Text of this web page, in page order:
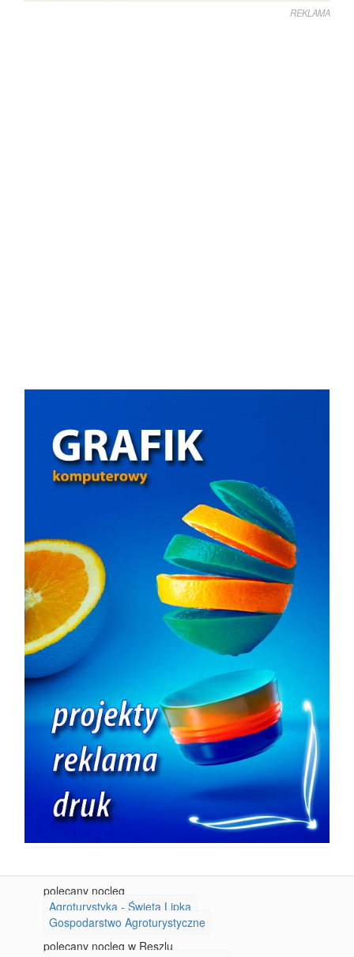
REKLAMA
polecany nocleg
Agroturystyka - Święta Lipka
Gospodarstwo Agroturystyczne
polecany nocleg w Reszlu